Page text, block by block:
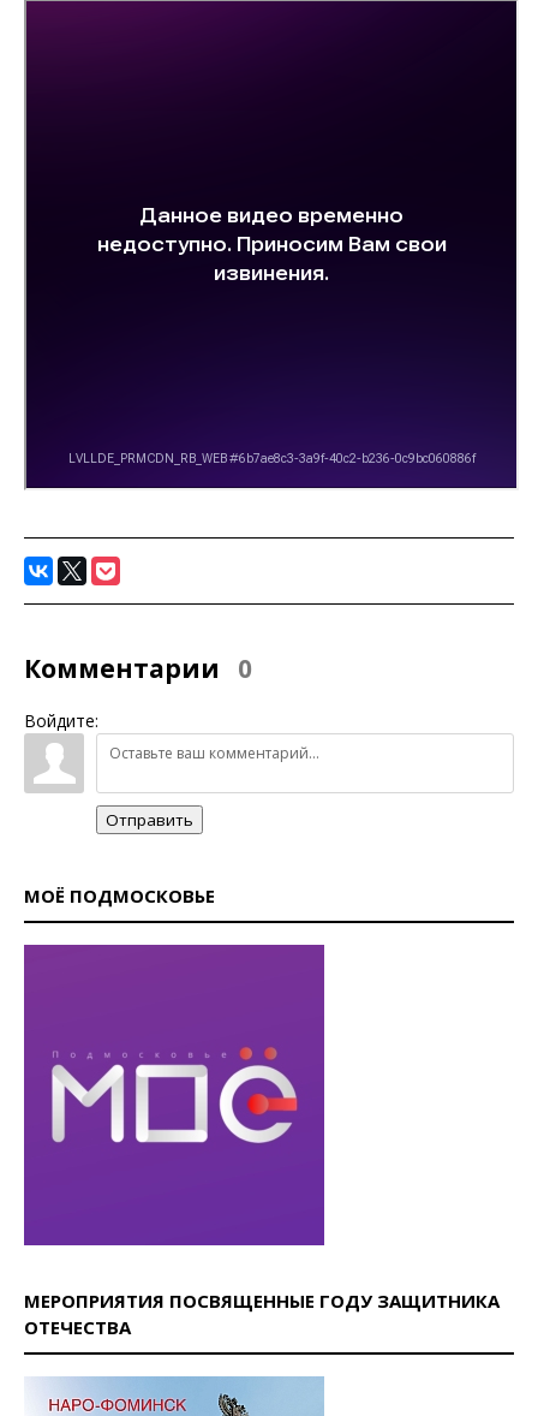
Комментарии 0
Войдите:
Отправить
МОЁ ПОДМОСКОВЬЕ
МЕРОПРИЯТИЯ ПОСВЯЩЕННЫЕ ГОДУ ЗАЩИТНИКА
ОТЕЧЕСТВА